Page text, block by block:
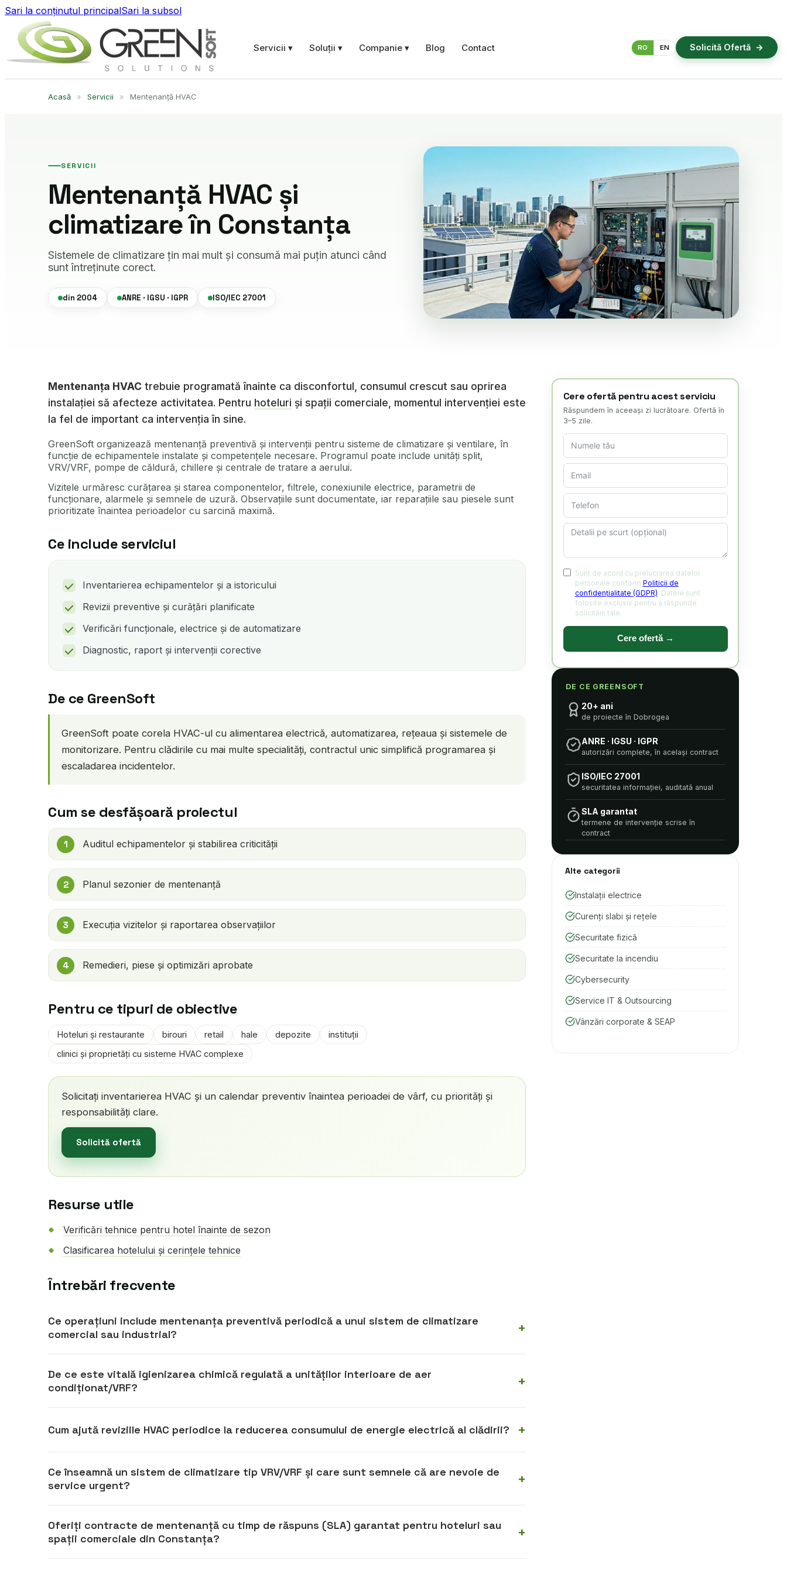
Sari la conținutul principalSari la subsol
Servicii ▾
Stații de încărcare EV
Vezi categoria →
Soluții ▾ Companie ▾ Blog Contact RO EN Solicită Ofertă
Acasă » Servicii » Mentenanță HVAC
SERVICII
Mentenanță HVAC și
climatizare în Constanța
Sistemele de climatizare țin mai mult și consumă mai puțin atunci când
sunt întreținute corect.
din 2004 ANRE · IGSU · IGPR ISO/IEC 27001
Mentenanța HVAC trebuie programată înainte ca disconfortul, consumul crescut sau oprirea
instalației să afecteze activitatea. Pentru hoteluri și spații comerciale, momentul intervenției este
la fel de important ca intervenția în sine.
GreenSoft organizează mentenanță preventivă și intervenții pentru sisteme de climatizare și ventilare, în
funcție de echipamentele instalate și competențele necesare. Programul poate include unități split,
VRV/VRF, pompe de căldură, chillere și centrale de tratare a aerului.
Vizitele urmăresc curățarea și starea componentelor, filtrele, conexiunile electrice, parametrii de
funcționare, alarmele și semnele de uzură. Observațiile sunt documentate, iar reparațiile sau piesele sunt
prioritizate înaintea perioadelor cu sarcină maximă.
Ce include serviciul
Inventarierea echipamentelor și a istoricului
Revizii preventive și curățări planificate
Verificări funcționale, electrice și de automatizare
Diagnostic, raport și intervenții corective
De ce GreenSoft
GreenSoft poate corela HVAC-ul cu alimentarea electrică, automatizarea, rețeaua și sistemele de
monitorizare. Pentru clădirile cu mai multe specialități, contractul unic simplifică programarea și
escaladarea incidentelor.
Cum se desfășoară proiectul
Auditul echipamentelor și stabilirea criticității
Planul sezonier de mentenanță
Execuția vizitelor și raportarea observațiilor
Remedieri, piese și optimizări aprobate
Pentru ce tipuri de obiective
Hoteluri și restaurante birouri retail hale depozite
instituții
clinici și proprietăți cu sisteme HVAC complexe
Solicitați inventarierea HVAC și un calendar preventiv înaintea perioadei de vârf, cu priorități și
responsabilități clare.
Solicită ofertă
Resurse utile
Verificări tehnice pentru hotel înainte de sezon
Clasificarea hotelului și cerințele tehnice
Întrebări frecvente
Ce operațiuni include mentenanța preventivă periodică a unui sistem de climatizare
comercial sau industrial?
De ce este vitală igienizarea chimică regulată a unităților interioare de aer
condiționat/VRF?
Cum ajută reviziile HVAC periodice la reducerea consumului de energie electrică al clădirii?
Ce înseamnă un sistem de climatizare tip VRV/VRF și care sunt semnele că are nevoie de
service urgent?
Oferiți contracte de mentenanță cu timp de răspuns (SLA) garantat pentru hoteluri sau
spații comerciale din Constanța?
Cere ofertă pentru acest serviciu
Răspundem în aceeași zi lucrătoare. Ofertă în
3–5 zile.
Sunt de acord cu prelucrarea datelor
personale conform Politicii de
confidențialitate (GDPR). Datele sunt
folosite exclusiv pentru a răspunde
solicitării tale.
Cere ofertă →
DE CE GREENSOFT
20+ ani
de proiecte în Dobrogea
ANRE · IGSU · IGPR
autorizări complete, în același contract
ISO/IEC 27001
securitatea informației, auditată anual
SLA garantat
termene de intervenție scrise în
contract
Alte categorii
Instalații electrice
Curenți slabi și rețele
Securitate fizică
Securitate la incendiu
Cybersecurity
Service IT & Outsourcing
Vânzări corporate & SEAP